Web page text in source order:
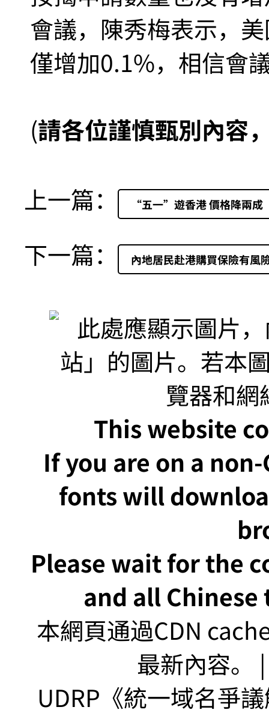
會議，陳秀梅表示，
僅增加0.1%，相信會
(請各位謹慎甄別內容
上一篇： “五一”遊香港 價格降兩成
下一篇： 內地居民赴港購買保險有風
This website
If you are on a
fonts will
Please wait for the
and all
本網頁通過CDN
最新內容。
UDRP《統一域名爭